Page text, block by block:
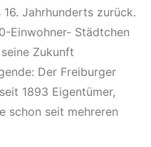
Jahrhunderts zurück.
Einwohner- Städtchen
Zukunft
Der Freiburger
1893 Eigentümer,
schon seit mehreren